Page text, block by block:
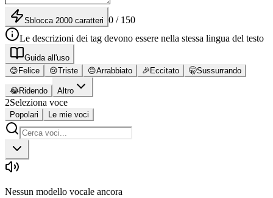
Sblocca 2000 caratteri 0 / 150
Le descrizioni dei tag devono essere nella stessa lingua del testo
Guida all'uso
😊 Felice 😢Triste 😠Arrabbiato 🎉 Eccitato 🤫Sussurrando
😂Ridendo Altro
2Seleziona voce
Popolari Le mie voci
Nessun modello vocale ancora